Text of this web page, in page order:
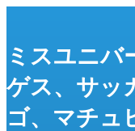
ミスユニバ
ゲス、サッ
ゴ、マチュ